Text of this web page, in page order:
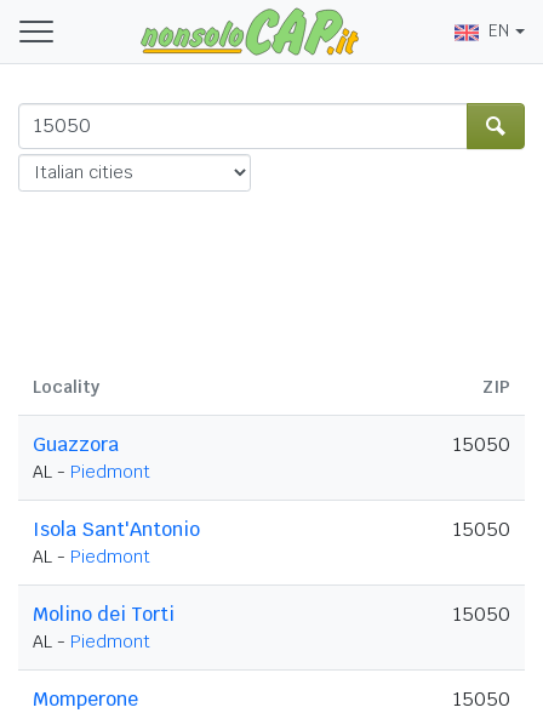
EN
Locality ZIP
Guazzora
AL - Piedmont
15050
Isola Sant'Antonio
AL - Piedmont
15050
Molino dei Torti
AL - Piedmont
15050
Momperone 15050